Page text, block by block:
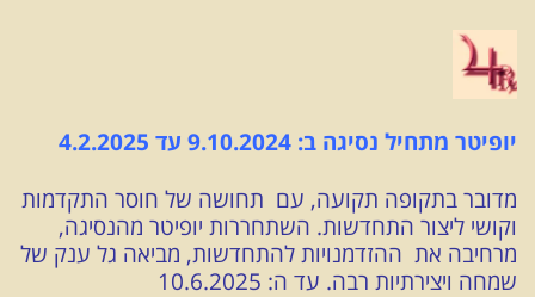
יופיטר מתחיל נסיגה ב: 9.10.2024 עד 4.2.2025
מדובר בתקופה תקועה, עם תחושה של חוסר התקדמות
וקושי ליצור התחדשות. השתחררות יופיטר מהנסיגה,
מרחיבה את ההזדמנויות להתחדשות, מביאה גל ענק של
שמחה ויצירתיות רבה. עד ה: 10.6.2025